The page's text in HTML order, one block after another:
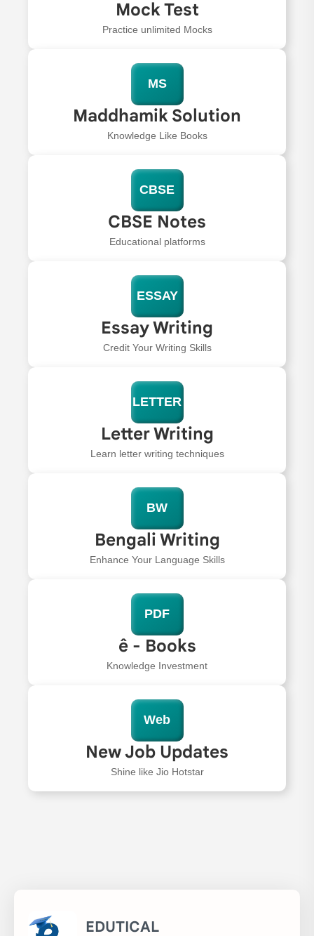
Mock Test
Practice unlimited Mocks
MS
Maddhamik Solution
Knowledge Like Books
CBSE
CBSE Notes
Educational platforms
ESSAY
Essay Writing
Credit Your Writing Skills
LETTER
Letter Writing
Learn letter writing techniques
BW
Bengali Writing
Enhance Your Language Skills
PDF
ê - Books
Knowledge Investment
Web
New Job Updates
Shine like Jio Hotstar
EDUTICAL